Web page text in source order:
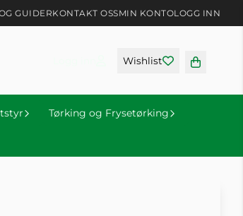
GUIDERKONTAKT OSSMIN KONTOLOGG INN
Wishlist
Tørking og Frysetørking